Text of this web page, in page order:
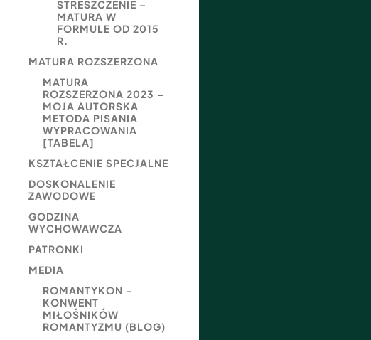
STRESZCZENIE –
MATURA W
FORMULE OD 2015
R.
MATURA ROZSZERZONA
MATURA
ROZSZERZONA 2023 –
MOJA AUTORSKA
METODA PISANIA
WYPRACOWANIA
[TABELA]
KSZTAŁCENIE SPECJALNE
DOSKONALENIE
ZAWODOWE
GODZINA
WYCHOWAWCZA
PATRONKI
MEDIA
ROMANTYKON –
KONWENT
MIŁOŚNIKÓW
ROMANTYZMU (BLOG)